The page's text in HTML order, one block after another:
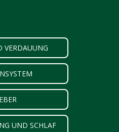
VERDAUUNG
UND SCHLAF